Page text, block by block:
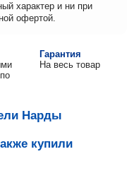
характер и ни при
офертой.
Гарантия
На весь товар
Нарды
купили